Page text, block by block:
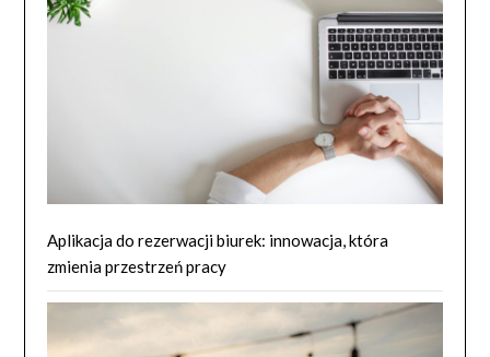
Aplikacja do rezerwacji biurek: innowacja, która
zmienia przestrzeń pracy